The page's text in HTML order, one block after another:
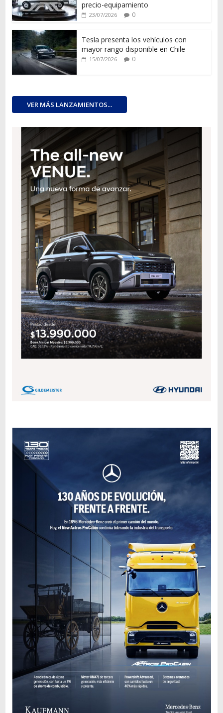
precio-equipamiento
23/07/2026 0
Tesla presenta los vehículos con
mayor rango disponible en Chile
15/07/2026 0
VER MÁS LANZAMIENTOS...